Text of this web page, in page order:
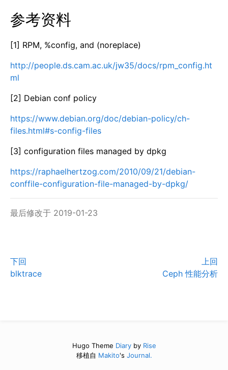
参考资料
[1] RPM, %config, and (noreplace)
http://people.ds.cam.ac.uk/jw35/docs/rpm_config.ht
ml
[2] Debian conf policy
https://www.debian.org/doc/debian-policy/ch-
files.html#s-config-files
[3] configuration files managed by dpkg
https://raphaelhertzog.com/2010/09/21/debian-
conffile-configuration-file-managed-by-dpkg/
最后修改于 2019-01-23
下回
blktrace
上回
Ceph 性能分析
Hugo Theme Diaryby Rise
移植自 Makito's Journal.